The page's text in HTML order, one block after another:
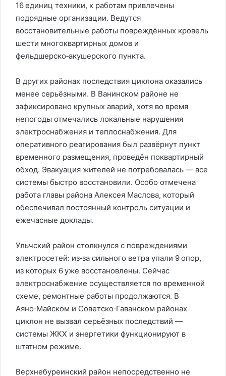
16 единиц техники, к работам привлечены
подрядные организации. Ведутся
восстановительные работы повреждённых кровель
шести многоквартирных домов и
фельдшерско‑акушерского пункта.
В других районах последствия циклона оказались
менее серьёзными. В Ванинском районе не
зафиксировано крупных аварий, хотя во время
непогоды отмечались локальные нарушения
электроснабжения и теплоснабжения. Для
оперативного реагирования был развёрнут пункт
временного размещения, проведён поквартирный
обход. Эвакуация жителей не потребовалась — все
системы быстро восстановили. Особо отмечена
работа главы района Алексея Маслова, который
обеспечивал постоянный контроль ситуации и
ежечасные доклады.
Ульчский район столкнулся с повреждениями
электросетей: из‑за сильного ветра упали 9 опор,
из которых 6 уже восстановлены. Сейчас
электроснабжение осуществляется по временной
схеме, ремонтные работы продолжаются. В
Аяно‑Майском и Советско‑Гаванском районах
циклон не вызвал серьёзных последствий —
системы ЖКХ и энергетики функционируют в
штатном режиме.
Верхнебуреинский район непосредственно не